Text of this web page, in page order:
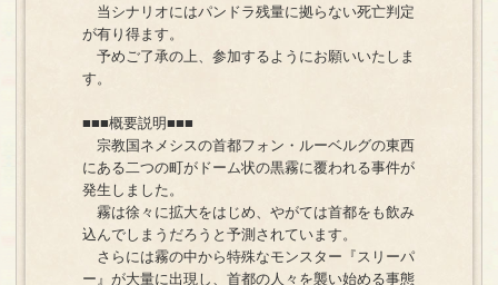
当シナリオにはパンドラ残量に拠らない死亡判定
が有り得ます。
予めご了承の上、参加するようにお願いいたしま
す。
■■■概要説明■■■
宗教国ネメシスの首都フォン・ルーベルグの東西
にある二つの町がドーム状の黒霧に覆われる事件が
発生しました。
霧は徐々に拡大をはじめ、やがては首都をも飲み
込んでしまうだろうと予測されています。
さらには霧の中から特殊なモンスター『スリーパ
ー』が大量に出現し、首都の人々を襲い始める事態